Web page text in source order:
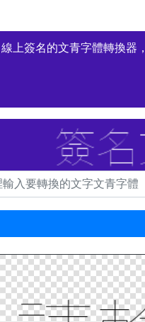
線上簽名的文青字體轉換器